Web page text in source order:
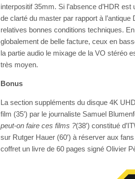
interpositif 35mm. Si l’absence d’HDR
de clarté du master par rapport à
relatives bonnes conditions techniques.
globalement de belle facture, ceux en
la partie audio le mixage de la VO stéréo
très moyen.
Bonus
La section suppléments du disque 4K
film (35′) par le journaliste Samuel
peut-on faire ces films ?(38′) constitué
sur Rutger Hauer (60′) à réserver aux
coffret un livre de 60 pages signé Olivier